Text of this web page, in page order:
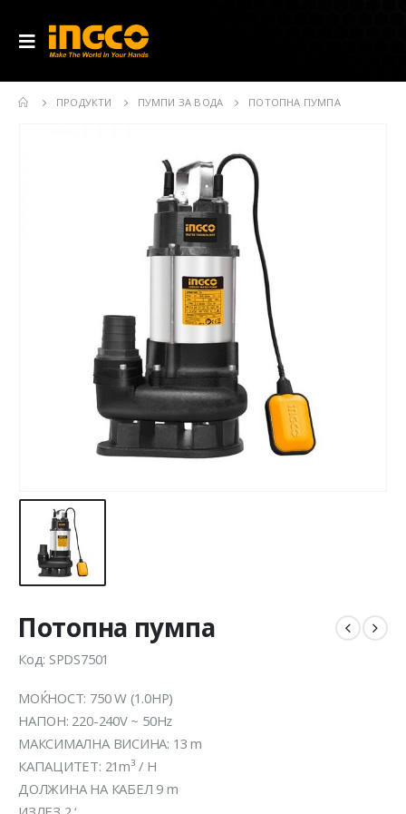
ПРОДУКТИ ПУМПИ ЗА ВОДА ПОТОПНА ПУМПА
Потопна пумпа
Код: SPDS7501
МОЌНОСТ: 750 W (1.0HP)
НАПОН: 220-240V ~ 50Hz
МАКСИМАЛНА ВИСИНА: 13 m
КАПАЦИТЕТ: 21m³ / H
ДОЛЖИНА НА КАБЕЛ 9 m